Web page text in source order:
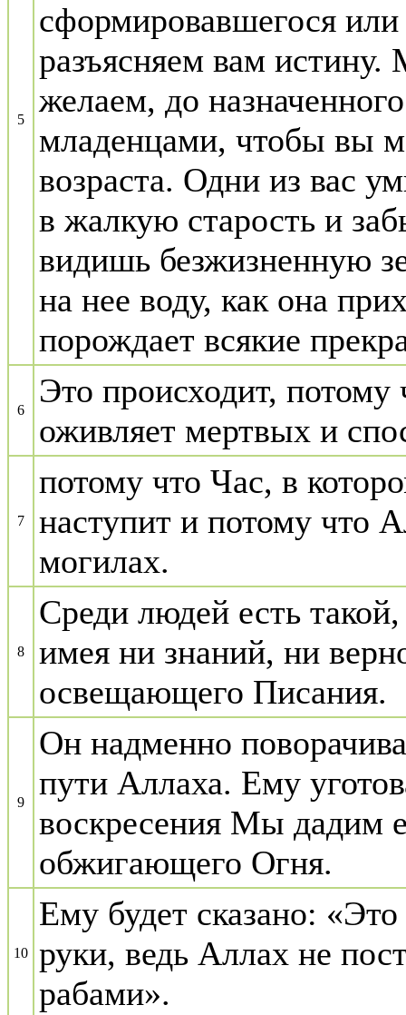
5
сформировавшегося
разъясняем вам
желаем, до
младенцами, чтобы вы
возраста. Одни из вас
в жалкую старость и
видишь безжизненную
на нее воду, как она
порождает всякие
6
Это происходит,
оживляет мертвых и
7
потому что Час, в
наступит и потому что
могилах.
8
Среди людей есть
имея ни знаний, ни
освещающего Писания.
9
Он надменно
пути Аллаха. Ему
воскресения Мы дадим
обжигающего Огня.
10
Ему будет сказано:
руки, ведь Аллах не
рабами».